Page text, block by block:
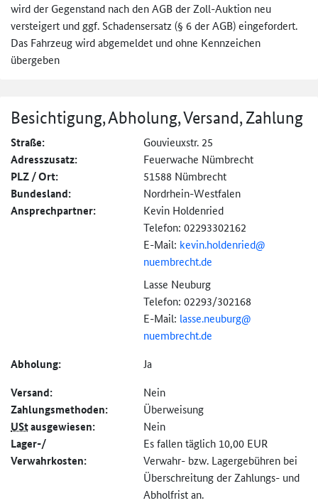
wird der Gegenstand nach den AGB der Zoll-Auktion neu
versteigert und ggf. Schadensersatz (§ 6 der AGB) eingefordert.
Das Fahrzeug wird abgemeldet und ohne Kennzeichen
übergeben
Besichtigung, Abholung, Versand, Zahlung
Straße: Gouvieuxstr. 25
Adresszusatz: Feuerwache Nümbrecht
PLZ / Ort: 51588 Nümbrecht
Bundesland: Nordrhein-Westfalen
Ansprechpartner:
Kevin Holdenried
Telefon: 02293302162
E-Mail: kevin.holdenried@
nuembrecht.de
Lasse Neuburg
Telefon: 02293/302168
E-Mail: lasse.neuburg@
nuembrecht.de
Abholung: Ja
Versand: Nein
Zahlungs­methoden: Überweisung
UStausgewiesen: Nein
Lager-/
Verwahrkosten:
Es fallen täglich 10,00 EUR
Verwahr- bzw. Lagergebühren bei
Überschreitung der Zahlungs- und
Abholfrist an.